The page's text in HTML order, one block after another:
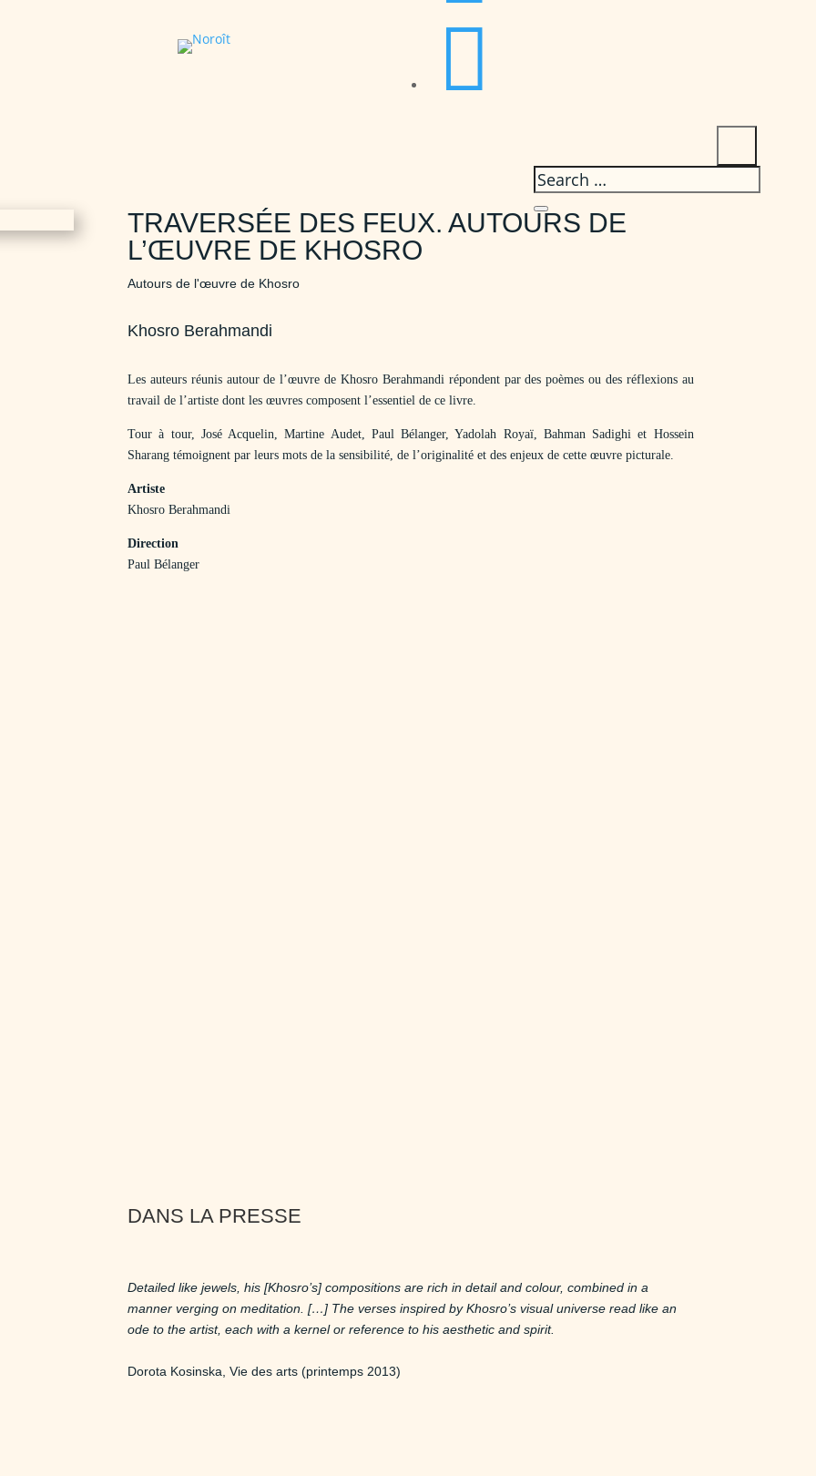

TRAVERSÉE DES FEUX. AUTOURS DE
L’ŒUVRE DE KHOSRO
Autours de l'œuvre de Khosro
Khosro Berahmandi
Les auteurs réunis autour de l’œuvre de Khosro Berahmandi répondent par des poèmes ou des réflexions au
travail de l’artiste dont les œuvres composent l’essentiel de ce livre.
Tour à tour, José Acquelin, Martine Audet, Paul Bélanger, Yadolah Royaï, Bahman Sadighi et Hossein
Sharang témoignent par leurs mots de la sensibilité, de l’originalité et des enjeux de cette œuvre picturale.
Artiste
Khosro Berahmandi
Direction
Paul Bélanger
DANS LA PRESSE
Detailed like jewels, his [Khosro’s] compositions are rich in detail and colour, combined in a
manner verging on meditation. […] The verses inspired by Khosro’s visual universe read like an
ode to the artist, each with a kernel or reference to his aesthetic and spirit.
Dorota Kosinska, Vie des arts (printemps 2013)